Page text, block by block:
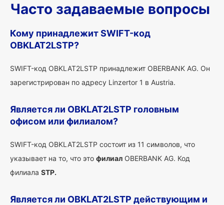
Часто задаваемые вопросы
Кому принадлежит SWIFT-код
OBKLAT2LSTP?
SWIFT-код OBKLAT2LSTP принадлежит OBERBANK AG. Он
зарегистрирован по адресу Linzertor 1 в Austria.
Является ли OBKLAT2LSTP головным
офисом или филиалом?
SWIFT-код OBKLAT2LSTP состоит из 11 символов, что
указывает на то, что это филиал OBERBANK AG. Код
филиала STP.
Является ли OBKLAT2LSTP действующим и